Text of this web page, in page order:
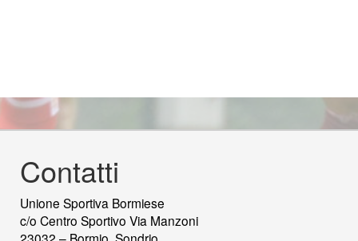
Contatti
Unione Sportiva Bormiese
c/o Centro Sportivo Via Manzoni